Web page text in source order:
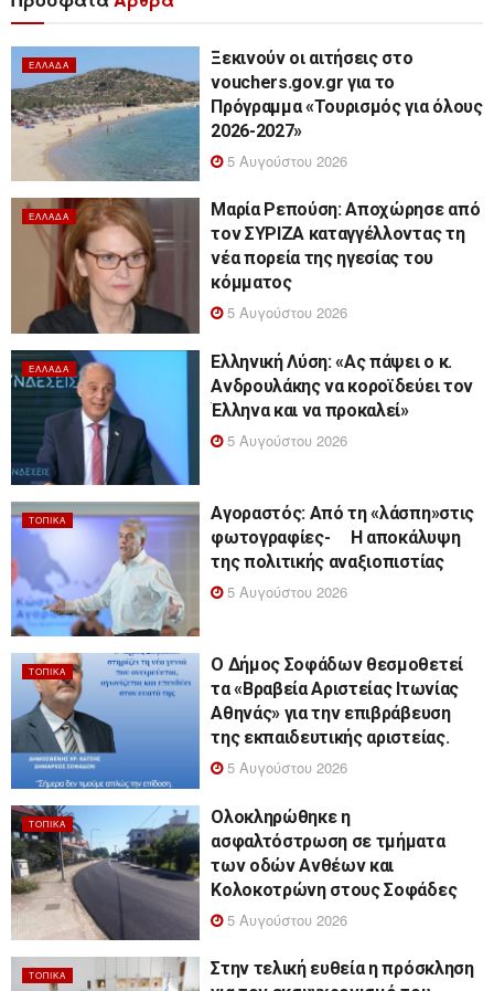
ΕΛΛΆΔΑ
Ξεκινούν οι αιτήσεις στο
vouchers.gov.gr για το
Πρόγραμμα «Τουρισμός για όλους
2026-2027»
5 Αυγούστου 2026
ΕΛΛΆΔΑ
Μαρία Ρεπούση: Αποχώρησε από
τον ΣΥΡΙΖΑ καταγγέλλοντας τη
νέα πορεία της ηγεσίας του
κόμματος
5 Αυγούστου 2026
ΕΛΛΆΔΑ
Ελληνική Λύση: «Ας πάψει ο κ.
Ανδρουλάκης να κοροϊδεύει τον
Έλληνα και να προκαλεί»
5 Αυγούστου 2026
ΤΟΠΙΚΆ
Αγοραστός: Από τη «λάσπη»στις
φωτογραφίες- Η αποκάλυψη
της πολιτικής αναξιοπιστίας
5 Αυγούστου 2026
ΤΟΠΙΚΆ
Ο Δήμος Σοφάδων θεσμοθετεί
τα «Βραβεία Αριστείας Ιτωνίας
Αθηνάς» για την επιβράβευση
της εκπαιδευτικής αριστείας.
5 Αυγούστου 2026
ΤΟΠΙΚΆ
Ολοκληρώθηκε η
ασφαλτόστρωση σε τμήματα
των οδών Ανθέων και
Κολοκοτρώνη στους Σοφάδες
5 Αυγούστου 2026
ΤΟΠΙΚΆ
Στην τελική ευθεία η πρόσκληση